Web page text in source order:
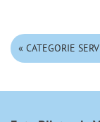
« CATEGORIE